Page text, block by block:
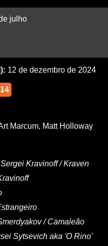
julho
12 de dezembro de 2024
14
Marcum, Matt Holloway
Kravinoff / Kraven
/ Camaleão
Sytsevich aka 'O Rino'